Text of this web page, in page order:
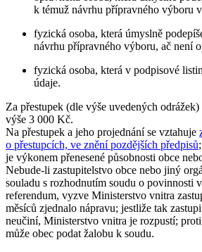
k témuž návrhu přípravného výboru
fyzická osoba, která úmyslně
návrhu přípravného výboru, ač není
fyzická osoba, která v podpisové
údaje.
Za přestupek (dle výše uvedených
výše 3 000 Kč.
Na přestupek a jeho projednání se vztahuje
o přestupcích, ve znění pozdějších předpisů
je výkonem přenesené působnosti obce
Nebude-li zastupitelstvo obce nebo jiný
souladu s rozhodnutím soudu o povinnosti
referendum, vyzve Ministerstvo vnitra
měsíců zjednalo nápravu; jestliže tak
neučiní, Ministerstvo vnitra je rozpustí;
může obec podat žalobu k soudu.